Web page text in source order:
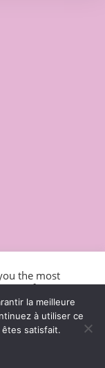
vente
Livraisons
Lili coton
the most
preferences
consent to the
la meilleure
à utiliser ce
satisfait.